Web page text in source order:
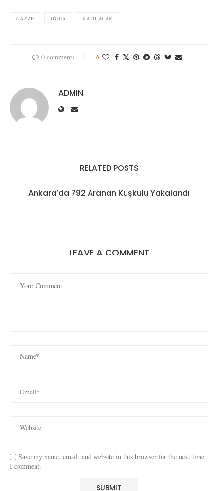
GAZZE IĞDIR KATILACAK
0 comments 0
ADMIN
RELATED POSTS
Ankara’da 792 Aranan Kuşkulu Yakalandı
LEAVE A COMMENT
Save my name, email, and website in this browser for the next time
I comment.